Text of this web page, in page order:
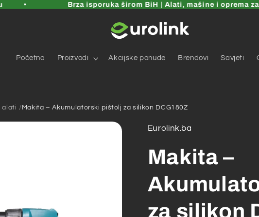
Brza isporuka širom BiH | Alati, mašine i oprema za
Početna Proizvodi Akcijske ponude Brendovi Savjeti
alati Makita – Akumulatorski pištolj za silikon DCG180Z
Eurolink.ba
Makita –
za silikon